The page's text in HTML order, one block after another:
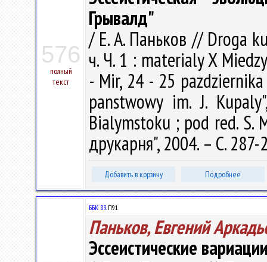
576
полный
текст
Грывалд"
/ Е. А. Паньков // Droga
ч. Ч. 1 : materialy X
- Mir, 24 - 25
panstwowy im. J.
Bialymstoku ; pod red. S.
друкарня", 2004. – С.
Добавить в корзину Подробнее
ББК 83.П91
Паньков, Евгений
Эссеистические